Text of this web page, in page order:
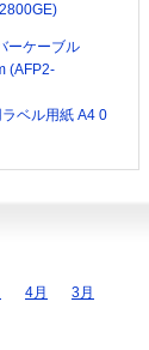
ーケーブル
(AFP2-
ベル用紙 A4 0
4月
3月